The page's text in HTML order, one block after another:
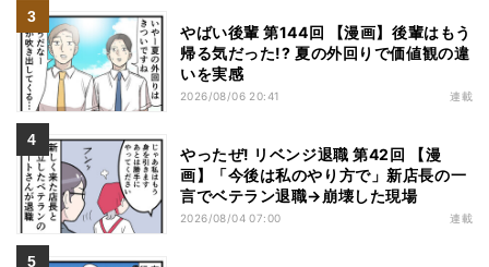
やばい後輩 第144回 【漫画】後輩はもう
帰る気だった!? 夏の外回りで価値観の違
いを実感
2026/08/06 20:41 連載
やったぜ! リベンジ退職 第42回 【漫
画】「今後は私のやり方で」新店長の一
言でベテラン退職→崩壊した現場
2026/08/04 07:00 連載